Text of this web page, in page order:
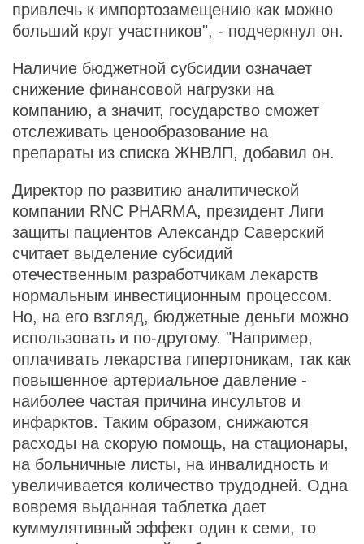
привлечь к импортозамещению как можно
больший круг участников", - подчеркнул он.
Наличие бюджетной субсидии означает
снижение финансовой нагрузки на
компанию, а значит, государство сможет
отслеживать ценообразование на
препараты из списка ЖНВЛП, добавил он.
Директор по развитию аналитической
компании RNC PHARMA, президент Лиги
защиты пациентов Александр Саверский
считает выделение субсидий
отечественным разработчикам лекарств
нормальным инвестиционным процессом.
Но, на его взгляд, бюджетные деньги можно
использовать и по-другому. "Например,
оплачивать лекарства гипертоникам, так как
повышенное артериальное давление -
наиболее частая причина инсультов и
инфарктов. Таким образом, снижаются
расходы на скорую помощь, на стационары,
на больничные листы, на инвалидность и
увеличивается количество трудодней. Одна
вовремя выданная таблетка дает
куммулятивный эффект один к семи, то